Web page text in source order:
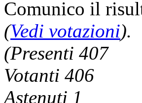
Comunico il
(Vedi votazioni).
(Presenti 407
Votanti 406
Astenuti 1